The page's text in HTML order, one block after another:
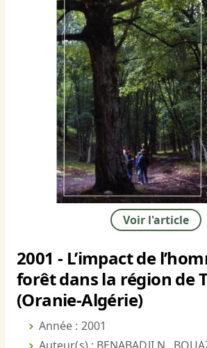
Voir l'article
2001 - L’impact de
forêt dans la région de
(Oranie-Algérie)
Année : 2001